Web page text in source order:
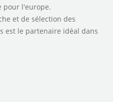
pour l'europe.
et de sélection des
est le partenaire idéal dans